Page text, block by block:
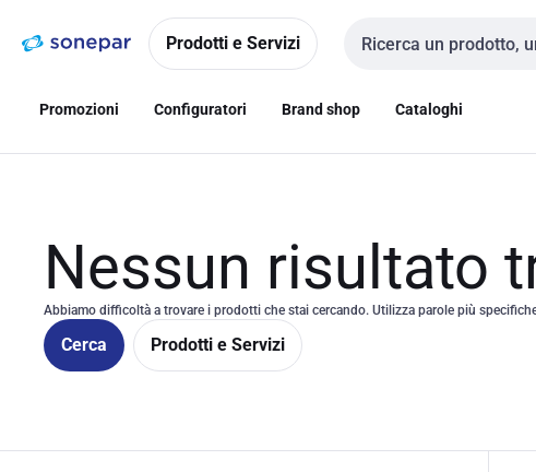
navigazionealla
Prodotti e Servizi
Cerca input
Promozioni Configuratori Brand shop Cataloghi
Nessun risultato
Abbiamo difficoltà a trovare i prodotti che stai cercando. Utilizza parole più
Cerca Prodotti e Servizi